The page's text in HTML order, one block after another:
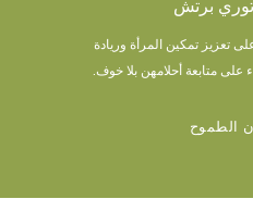
برتش
تمكين المرأة وريادة
على متابعة أحلامهن بلا خوف.
الطموح